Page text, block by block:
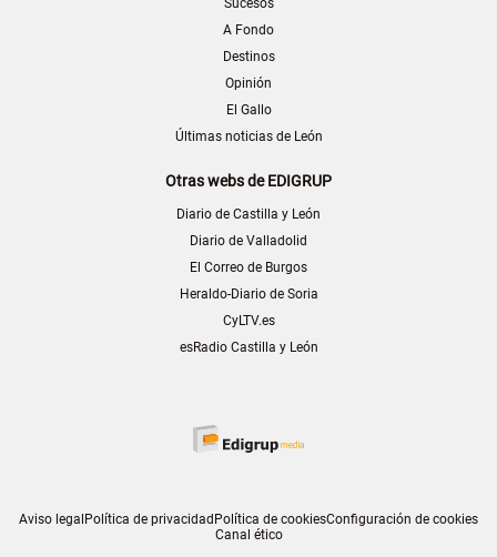
A Fondo
Destinos
Opinión
El Gallo
Últimas noticias de León
Otras webs de EDIGRUP
Diario de Castilla y León
Diario de Valladolid
El Correo de Burgos
Heraldo-Diario de Soria
CyLTV.es
esRadio Castilla y León
Aviso legalPolítica de privacidadPolítica de cookiesConfiguración de cookies
Canal ético